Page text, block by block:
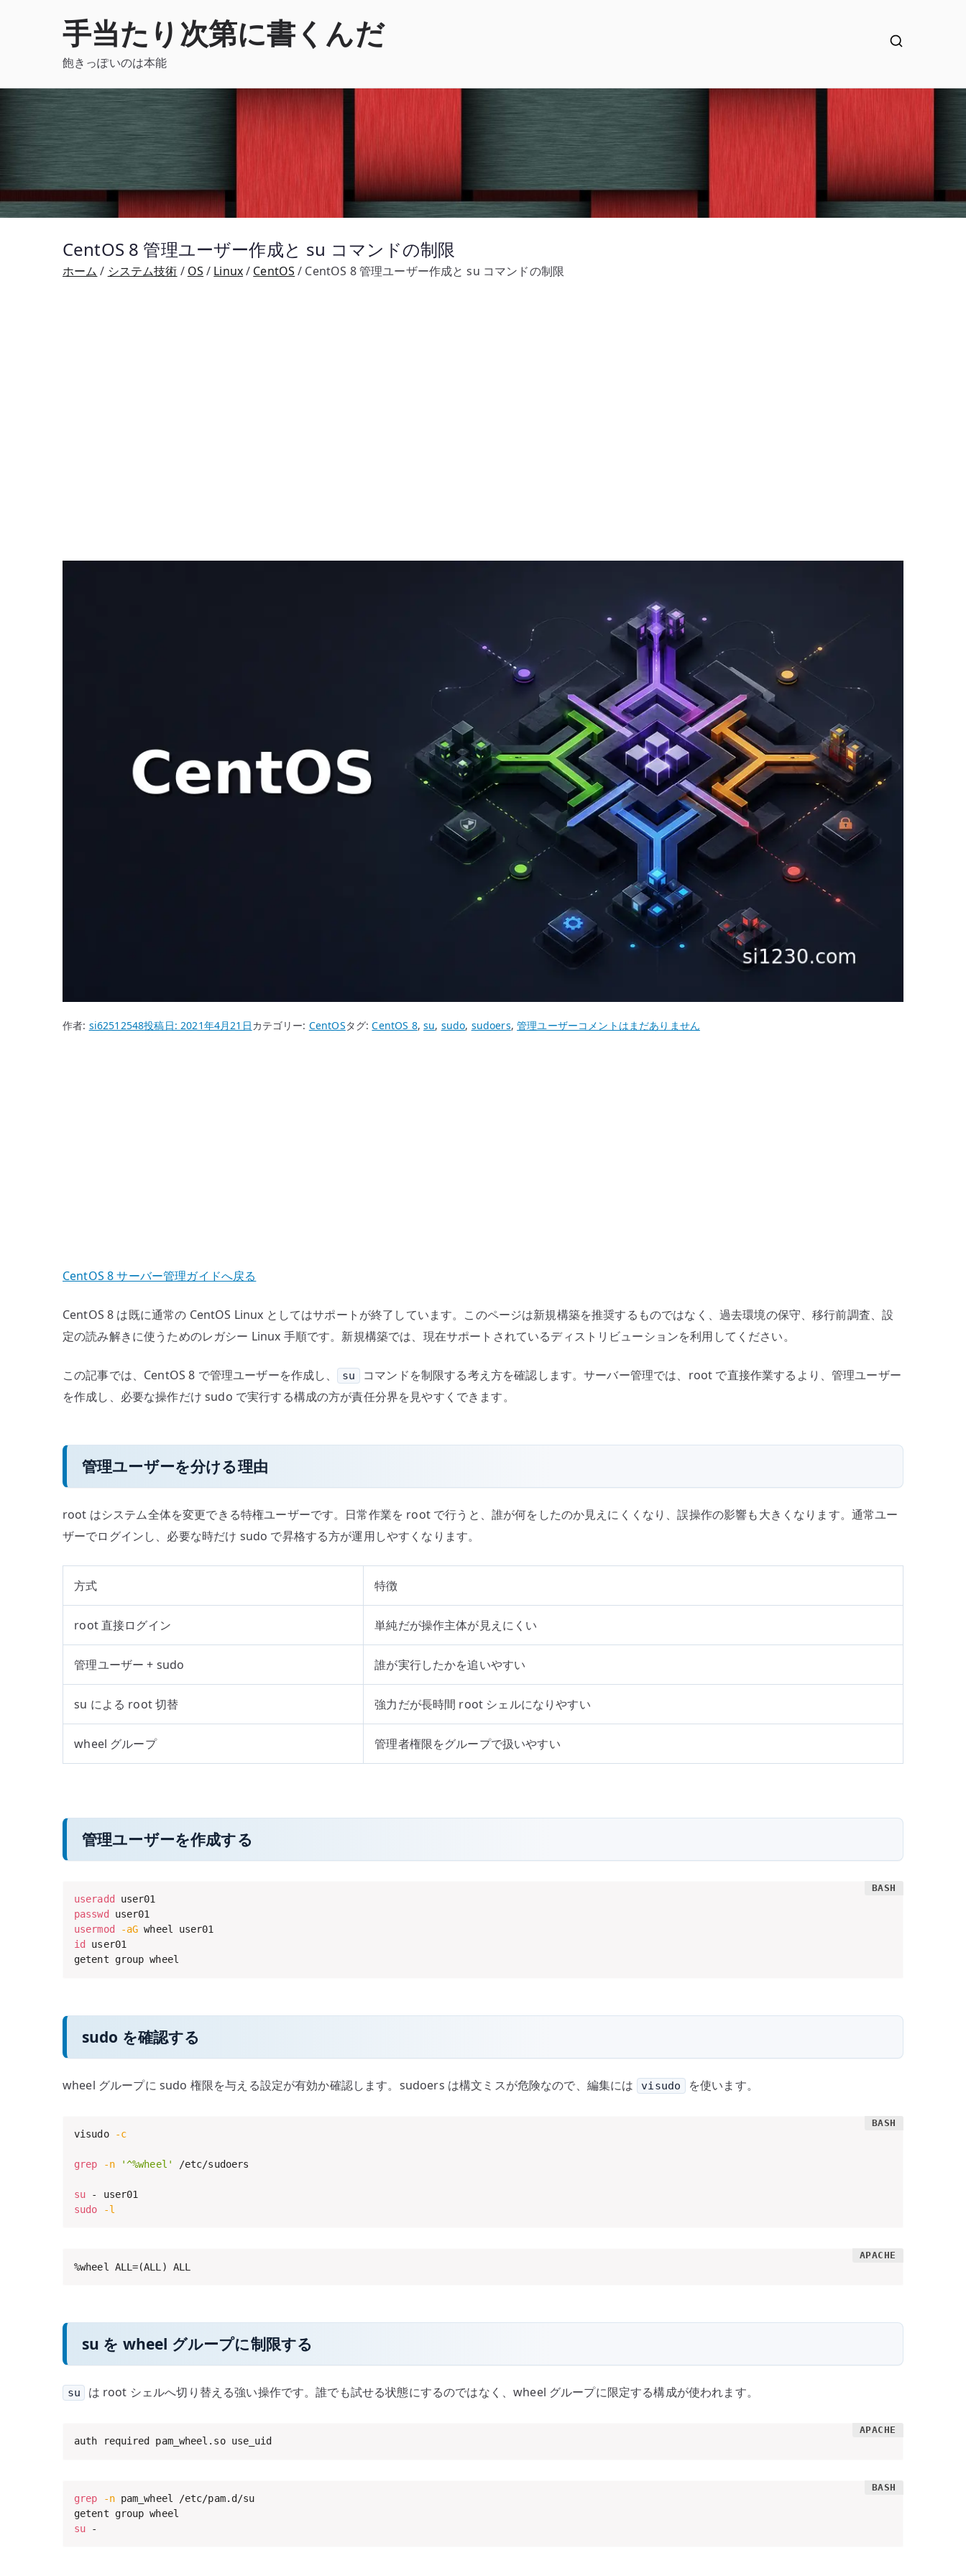
手当たり次第に書くんだ
飽きっぽいのは本能
CentOS 8 管理ユーザー作成と su コマンドの制限
ホーム システム技術 OS Linux CentOS CentOS 8 管理ユーザー作成と su コマンドの制限
作者: si62512548投稿日:2021年4月21日カテゴリー: CentOSタグ:CentOS 8,su, sudo, sudoers,管理ユーザーCentOS
の
制
へ
コメントはまだありません
CentOS 8 サーバー管理ガイドへ戻る
CentOS 8 は既に通常の CentOS Linux としてはサポートが終了しています。このページは新規構築を推奨するものではなく、過去環境の保守、移行前調査、設
定の読み解きに使うためのレガシー Linux 手順です。新規構築では、現在サポートされているディストリビューションを利用してください。
この記事では、CentOS 8 で管理ユーザーを作成し、 su
コマンドを制限する考え方を確認します。サーバー管理では、root で直接作業するより、管理ユーザー
を作成し、必要な操作だけ sudo で実行する構成の方が責任分界を見やすくできます。
管理ユーザーを分ける理由
root はシステム全体を変更できる特権ユーザーです。日常作業を root で行うと、誰が何をしたのか見えにくくなり、誤操作の影響も大きくなります。通常ユー
ザーでログインし、必要な時だけ sudo で昇格する方が運用しやすくなります。
方式 特徴
root 直接ログイン 単純だが操作主体が見えにくい
管理ユーザー + sudo 誰が実行したかを追いやすい
su による root 切替 強力だが長時間 root シェルになりやすい
wheel グループ 管理者権限をグループで扱いやすい
管理ユーザーを作成する
useradd
passwd
usermod
-aG
id
user01
getent group wheel
sudo を確認する
wheel グループに sudo 権限を与える設定が有効か確認します。sudoers は構文ミスが危険なので、編集には visudo を使います。
visudo -c
grep -n '^%wheel' /etc/sudoers
su
sudo
-l
%wheel ALL=(ALL) ALL
su を wheel グループに制限する
su は root シェルへ切り替える強い操作です。誰でも試せる状態にするのではなく、wheel グループに限定する構成が使われます。
auth required pam_wheel.so use_uid
grep -n pam_wheel /etc/pam.d/su
su -